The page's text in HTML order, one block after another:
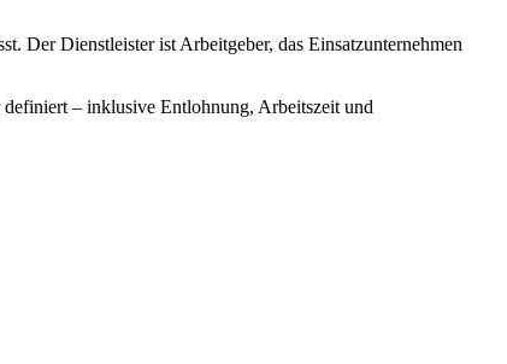
Der Dienstleister ist Arbeitgeber, das Einsatzunternehmen
– inklusive Entlohnung, Arbeitszeit und